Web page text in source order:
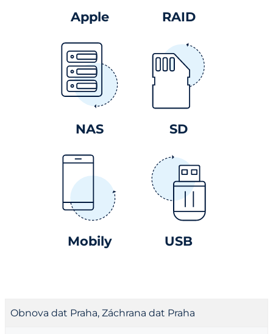
Apple RAID
NAS SD
Mobily USB
Obnova dat Praha, Záchrana dat Praha